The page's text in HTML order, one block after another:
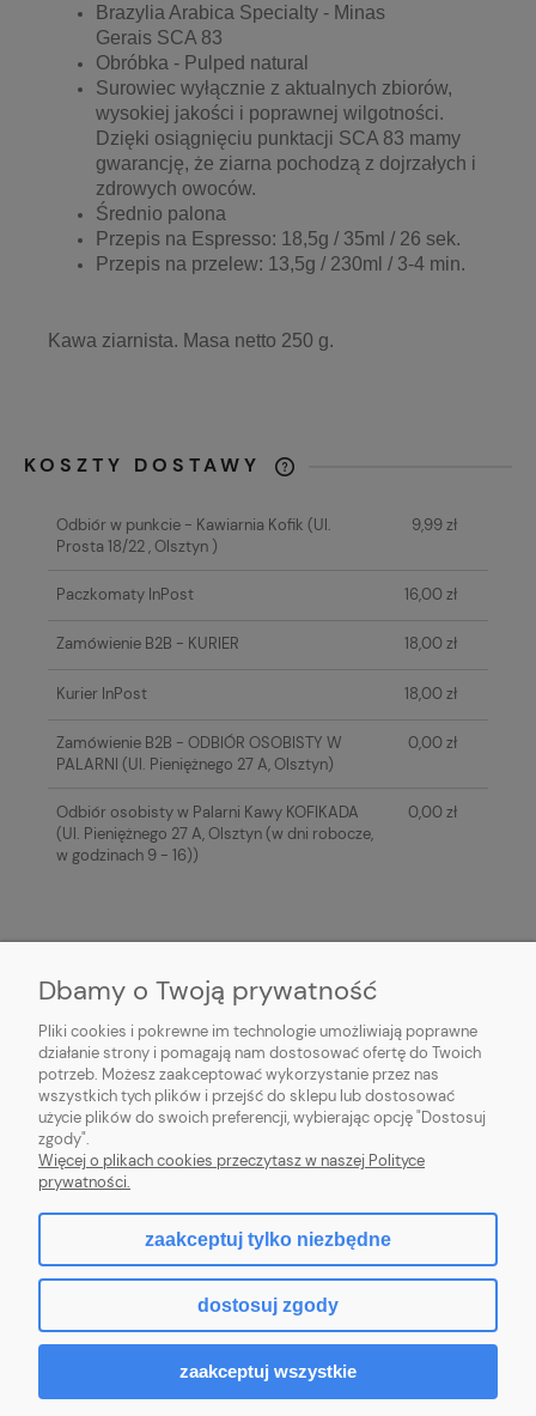
Brazylia Arabica Specialty - Minas
Gerais SCA 83
Obróbka - Pulped natural
Surowiec wyłącznie z aktualnych zbiorów,
wysokiej jakości i poprawnej wilgotności.
Dzięki osiągnięciu punktacji SCA 83 mamy
gwarancję, że ziarna pochodzą z dojrzałych i
zdrowych owoców.
Średnio palona
Przepis na Espresso: 18,5g / 35ml / 26 sek.
Przepis na przelew: 13,5g / 230ml / 3-4 min.
Kawa ziarnista. Masa netto 250 g.
KOSZTY DOSTAWY
KOSZTÓW PŁATNOŚCI
Odbiór w punkcie - Kawiarnia Kofik (Ul.
Prosta 18/22 , Olsztyn )
9,99 zł
Paczkomaty InPost 16,00 zł
Zamówienie B2B - KURIER 18,00 zł
Kurier InPost 18,00 zł
Zamówienie B2B - ODBIÓR OSOBISTY W
PALARNI (Ul. Pieniężnego 27 A, Olsztyn)
0,00 zł
Odbiór osobisty w Palarni Kawy KOFIKADA
(Ul. Pieniężnego 27 A, Olsztyn (w dni robocze,
w godzinach 9 - 16))
0,00 zł
POMOC
SOCIAL MEDIA
Sklep internetowy Shoper.pl
Dbamy o Twoją prywatność
Pliki cookies i pokrewne im technologie umożliwiają poprawne
działanie strony i pomagają nam dostosować ofertę do Twoich
potrzeb. Możesz zaakceptować wykorzystanie przez nas
wszystkich tych plików i przejść do sklepu lub dostosować
użycie plików do swoich preferencji, wybierając opcję "Dostosuj
zgody".
Więcej o plikach cookies przeczytasz w naszej Polityce
prywatności.
zaakceptuj tylko niezbędne
dostosuj zgody
zaakceptuj wszystkie